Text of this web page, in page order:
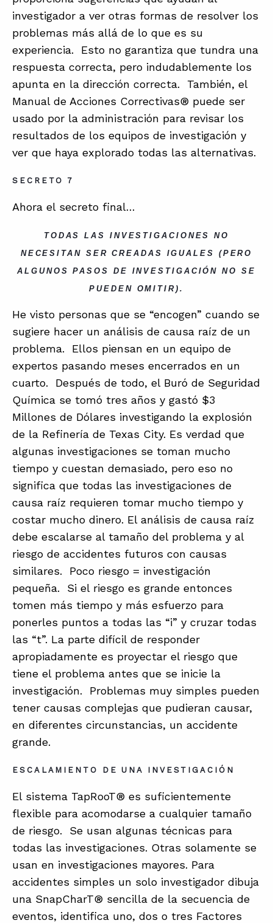
investigador a ver otras formas de resolver los
problemas más allá de lo que es su
experiencia. Esto no garantiza que tundra una
respuesta correcta, pero indudablemente los
apunta en la dirección correcta. También, el
Manual de Acciones Correctivas® puede ser
usado por la administración para revisar los
resultados de los equipos de investigación y
ver que haya explorado todas las alternativas.
SECRETO 7
Ahora el secreto final…
TODAS LAS INVESTIGACIONES NO
NECESITAN SER CREADAS IGUALES (PERO
ALGUNOS PASOS DE INVESTIGACIÓN NO SE
PUEDEN OMITIR).
He visto personas que se “encogen” cuando se
sugiere hacer un análisis de causa raíz de un
problema. Ellos piensan en un equipo de
expertos pasando meses encerrados en un
cuarto. Después de todo, el Buró de Seguridad
Química se tomó tres años y gastó $3
Millones de Dólares investigando la explosión
de la Refinería de Texas City. Es verdad que
algunas investigaciones se toman mucho
tiempo y cuestan demasiado, pero eso no
significa que todas las investigaciones de
causa raíz requieren tomar mucho tiempo y
costar mucho dinero. El análisis de causa raíz
debe escalarse al tamaño del problema y al
riesgo de accidentes futuros con causas
similares. Poco riesgo = investigación
pequeña. Si el riesgo es grande entonces
tomen más tiempo y más esfuerzo para
ponerles puntos a todas las “i” y cruzar todas
las “t”. La parte difícil de responder
apropiadamente es proyectar el riesgo que
tiene el problema antes que se inicie la
investigación. Problemas muy simples pueden
tener causas complejas que pudieran causar,
en diferentes circunstancias, un accidente
grande.
ESCALAMIENTO DE UNA INVESTIGACIÓN
El sistema TapRooT® es suficientemente
flexible para acomodarse a cualquier tamaño
de riesgo. Se usan algunas técnicas para
todas las investigaciones. Otras solamente se
usan en investigaciones mayores. Para
accidentes simples un solo investigador dibuja
una SnapCharT® sencilla de la secuencia de
eventos, identifica uno, dos o tres Factores